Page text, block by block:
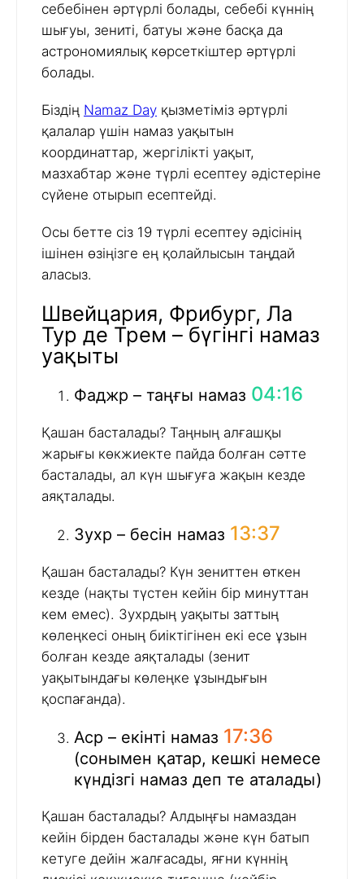
себебінен әртүрлі болады, себебі күннің
шығуы, зениті, батуы және басқа да
астрономиялық көрсеткіштер әртүрлі
болады.
Біздің Namaz Day қызметіміз әртүрлі
қалалар үшін намаз уақытын
координаттар, жергілікті уақыт,
мазхабтар және түрлі есептеу әдістеріне
сүйене отырып есептейді.
Осы бетте сіз 19 түрлі есептеу әдісінің
ішінен өзіңізге ең қолайлысын таңдай
аласыз.
Швейцария, Фрибург, Ла
Тур де Трем – бүгінгі намаз
уақыты
Фаджр – таңғы намаз 04:16
Қашан басталады? Таңның алғашқы
жарығы көкжиекте пайда болған сәтте
басталады, ал күн шығуға жақын кезде
аяқталады.
Зухр – бесін намаз 13:37
Қашан басталады? Күн зениттен өткен
кезде (нақты түстен кейін бір минуттан
кем емес). Зухрдың уақыты заттың
көлеңкесі оның биіктігінен екі есе ұзын
болған кезде аяқталады (зенит
уақытындағы көлеңке ұзындығын
қоспағанда).
Аср – екінті намаз 17:36
(сонымен қатар, кешкі немесе
күндізгі намаз деп те аталады)
Қашан басталады? Алдыңғы намаздан
кейін бірден басталады және күн батып
кетуге дейін жалғасады, яғни күннің